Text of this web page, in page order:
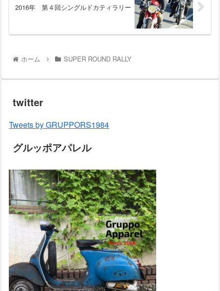
2016年 第４回シングルドカティラリー
ホーム SUPER ROUND RALLY
twitter
Tweets by GRUPPORS1984
グルッポアパレル